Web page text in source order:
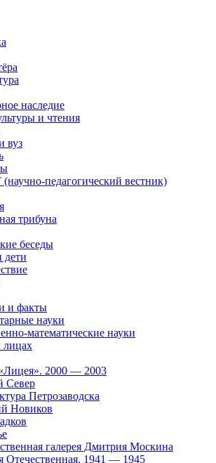
наследие
и чтения
вуз
педагогический вестник)
трибуна
беседы
дети
и факты
науки
математические науки
лицах
2000 — 2003
Север
Петрозаводска
Новиков
галерея Дмитрия Москина
Отечественная. 1941 — 1945